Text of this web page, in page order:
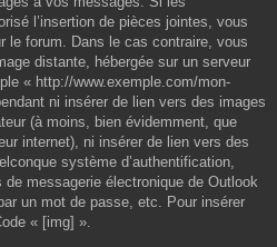
l’insertion de pièces jointes, vous
le forum. Dans le cas contraire, vous
distante, hébergée sur un serveur
« http://www.exemple.com/mon-
ni insérer de lien vers des images
(à moins, bien évidemment, que
internet), ni insérer de lien vers des
système d’authentification,
messagerie électronique de Outlook
un mot de passe, etc. Pour insérer
« [img] ».